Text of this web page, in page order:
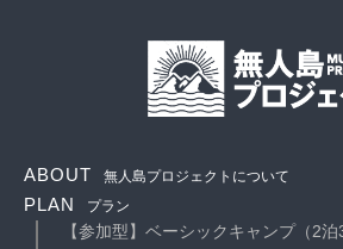
ABOUT 無人島プロジェクトについて
PLAN プラン
【参加型】ベーシックキャンプ（2泊